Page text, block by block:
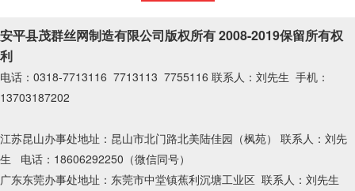
安平县茂群丝网制造有限公司版权所有 2008-2019保留所有权
利
电话：0318-7713116 7713113 7755116 联系人：刘先生 手机：
13703187202
江苏昆山办事处地址：昆山市北门路北美陆佳园（枫苑） 联系人：刘先
生 电话：18606292250（微信同号）
广东东莞办事处地址：东莞市中堂镇蕉利沉塘工业区 联系人：刘先生